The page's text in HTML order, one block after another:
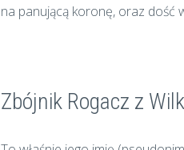
na panującą koronę, oraz dość
Zbójnik Rogacz z